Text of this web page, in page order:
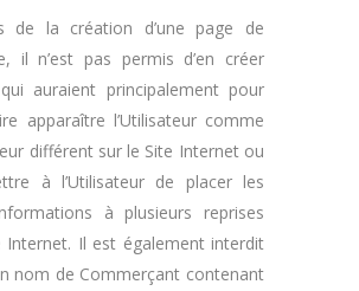
de la création d’une page de
il n’est pas permis d’en créer
auraient principalement pour
apparaître l’Utilisateur comme
différent sur le Site Internet ou
à l’Utilisateur de placer les
à plusieurs reprises
Internet. Il est également interdit
nom de Commerçant contenant